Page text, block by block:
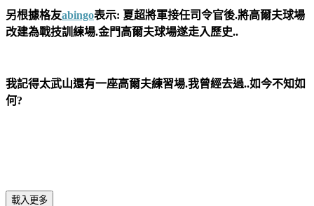
另根據格友abingo表示: 夏超將軍接任司令官後.將高爾夫球場
改建為戰技訓練場.金門高爾夫球場遂走入歷史..
我記得太武山還有一座高爾夫練習場.我曾經去過..如今不知如
何?
載入更多